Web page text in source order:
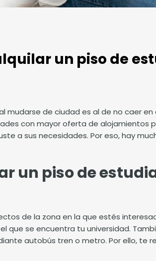
un piso de
mudarse de ciudad es al de no caer
con mayor oferta de
a sus necesidades. Por eso, hay
un piso de
de la zona en la que estés
que se encuentra tu universidad.
autobús tren o metro. Por ello, te